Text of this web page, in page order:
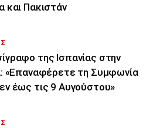
και Πακιστάν
της Ισπανίας στην
«Επαναφέρετε τη Συμφωνία
έως τις 9 Αυγούστου»